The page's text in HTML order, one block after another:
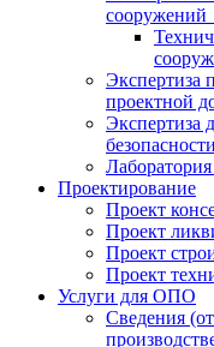
сооружений
Экспертиза
проектной
Экспертиза
безопасности
Проектирование
Проект
Проект
Проект
Проект
Услуги для ОПО
Сведения